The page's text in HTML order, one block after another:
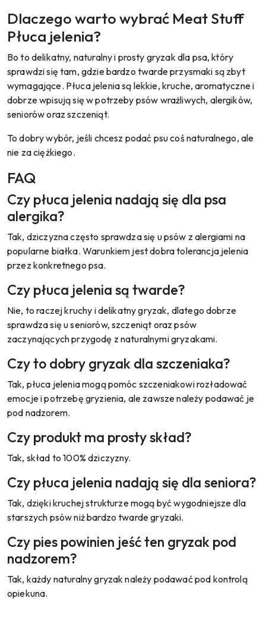
Dlaczego warto wybrać Meat Stuff
Płuca jelenia?
Bo to delikatny, naturalny i prosty gryzak dla psa, który
sprawdzi się tam, gdzie bardzo twarde przysmaki są zbyt
wymagające. Płuca jelenia są lekkie, kruche, aromatyczne i
dobrze wpisują się w potrzeby psów wrażliwych, alergików,
seniorów oraz szczeniąt.
To dobry wybór, jeśli chcesz podać psu coś naturalnego, ale
nie za ciężkiego.
FAQ
Czy płuca jelenia nadają się dla psa
alergika?
Tak, dziczyzna często sprawdza się u psów z alergiami na
popularne białka. Warunkiem jest dobra tolerancja jelenia
przez konkretnego psa.
Czy płuca jelenia są twarde?
Nie, to raczej kruchy i delikatny gryzak, dlatego dobrze
sprawdza się u seniorów, szczeniąt oraz psów
zaczynających przygodę z naturalnymi gryzakami.
Czy to dobry gryzak dla szczeniaka?
Tak, płuca jelenia mogą pomóc szczeniakowi rozładować
emocje i potrzebę gryzienia, ale zawsze należy podawać je
pod nadzorem.
Czy produkt ma prosty skład?
Tak, skład to 100% dziczyzny.
Czy płuca jelenia nadają się dla seniora?
Tak, dzięki kruchej strukturze mogą być wygodniejsze dla
starszych psów niż bardzo twarde gryzaki.
Czy pies powinien jeść ten gryzak pod
nadzorem?
Tak, każdy naturalny gryzak należy podawać pod kontrolą
opiekuna.